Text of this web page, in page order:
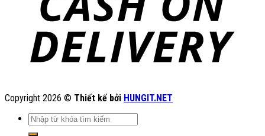
Copyright 2026 © Thiết kế bởi HUNGIT.NET
Tìm
kiếm: